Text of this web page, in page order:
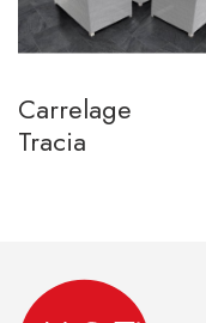
Carrelage
Tracia